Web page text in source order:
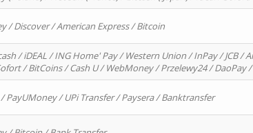
/ Discover / American Express / Bitcoin
/ iDEAL / ING Home' Pay / Western Union / InPay / JCB /
/ BitCoins / Cash U / WebMoney / Przelewy24 / DaoPay
PayUMoney / UPi Transfer / Paysera / Banktransfer